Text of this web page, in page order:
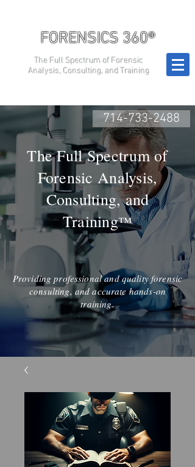
FORENSICS 360®
The Full Spectrum of Forensic
Analysis, Consulting, and Training
714-733-2488
The Full Spectrum of
Forensic Analysis,
Consulting, and
Training™
Providing professional and quality forensic
consulting, and accurate hands-on
training.